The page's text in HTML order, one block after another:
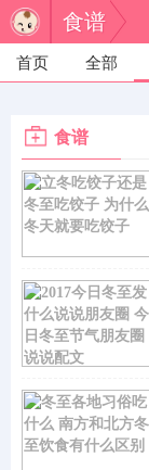
食谱
首页 全部
食谱